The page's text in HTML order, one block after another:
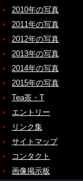
2010年の写真
2011年の写真
2012年の写真
2013年の写真
2014年の写真
2015年の写真
Tea茶・T
エントリー
リンク集
サイトマップ
コンタクト
画像掲示板